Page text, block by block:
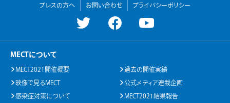
プレスの方へ お問い合わせ プライバシーポリシー
MECTについて
MECT2021開催概要 過去の開催実績
映像で見るMECT 公式メディア連載企画
感染症対策について MECT2021結果報告